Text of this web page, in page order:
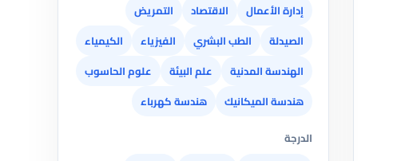
إدارة الأعمال
الاقتصاد
التمريض
الصيدلة
الطب البشري الفيزياء
الكيمياء
الهندسة المدنية
علم البيئة
علوم الحاسوب
هندسة الميكانيك
هندسة كهرباء
الدرجة